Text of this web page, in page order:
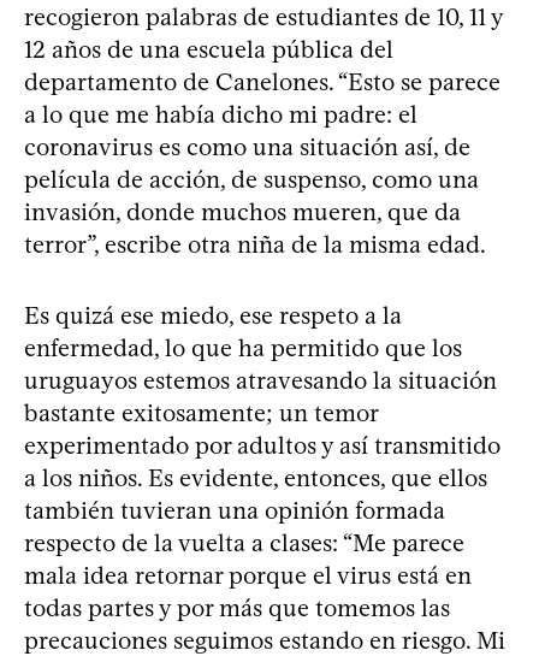
recogieron palabras de estudiantes de 10, 11 y
12 años de una escuela pública del
departamento de Canelones. “Esto se parece
a lo que me había dicho mi padre: el
coronavirus es como una situación así, de
película de acción, de suspenso, como una
invasión, donde muchos mueren, que da
terror”, escribe otra niña de la misma edad.
Es quizá ese miedo, ese respeto a la
enfermedad, lo que ha permitido que los
uruguayos estemos atravesando la situación
bastante exitosamente; un temor
experimentado por adultos y así transmitido
a los niños. Es evidente, entonces, que ellos
también tuvieran una opinión formada
respecto de la vuelta a clases: “Me parece
mala idea retornar porque el virus está en
todas partes y por más que tomemos las
precauciones seguimos estando en riesgo. Mi